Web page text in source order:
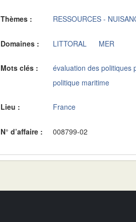
Thèmes : RESSOURCES -
Domaines : LITTORAL MER
Mots clés : évaluation des politiques
politique maritime
Lieu : France
N° d’affaire : 008799-02